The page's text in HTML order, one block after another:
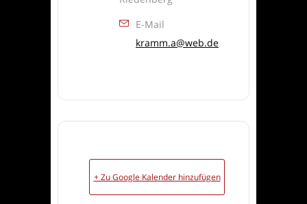
E-Mail
kramm.a@web.de
+ Zu Google Kalender hinzufügen